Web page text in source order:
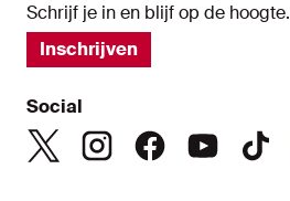
Schrijf je in en blijf op de hoogte.
Inschrijven
Social